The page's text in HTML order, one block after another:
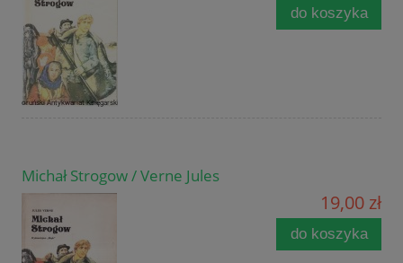
do koszyka
Michał Strogow / Verne Jules
19,00 zł
do koszyka